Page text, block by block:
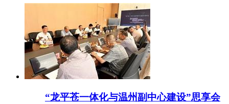
“龙平苍一体化与温州副中心建设”思享会